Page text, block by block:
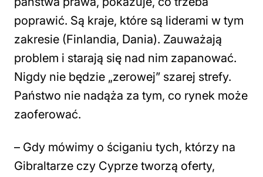
poprawić. Są kraje, które są liderami w tym
zakresie (Finlandia, Dania). Zauważają
problem i starają się nad nim zapanować.
Nigdy nie będzie „zerowej” szarej strefy.
Państwo nie nadąża za tym, co rynek może
zaoferować.
– Gdy mówimy o ściganiu tych, którzy na
Gibraltarze czy Cyprze tworzą oferty,